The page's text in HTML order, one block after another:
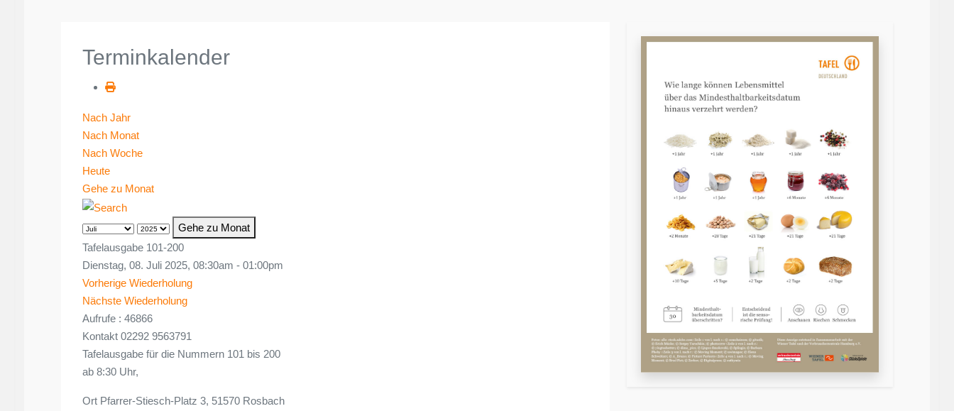
Terminkalender
Nach Jahr
Nach Monat
Nach Woche
Heute
Gehe zu Monat
Gehe zu Monat
Tafelausgabe 101-200
Dienstag, 08. Juli 2025, 08:30am - 01:00pm
Vorherige Wiederholung
Nächste Wiederholung
Aufrufe : 46866
Kontakt 02292 9563791
Tafelausgabe für die Nummern 101 bis 200
ab 8:30 Uhr,
Ort Pfarrer-Stiesch-Platz 3, 51570 Rosbach